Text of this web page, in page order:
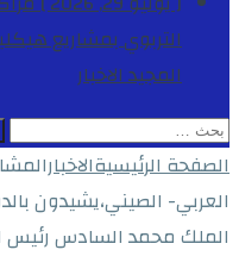
التربوي بمشاريع
المجيدالاخبار
البحث
عن:
الصفحة الرئيسيةالاخبار
العربي- الصيني،يشيدون
الملك محمد السادس رئيس